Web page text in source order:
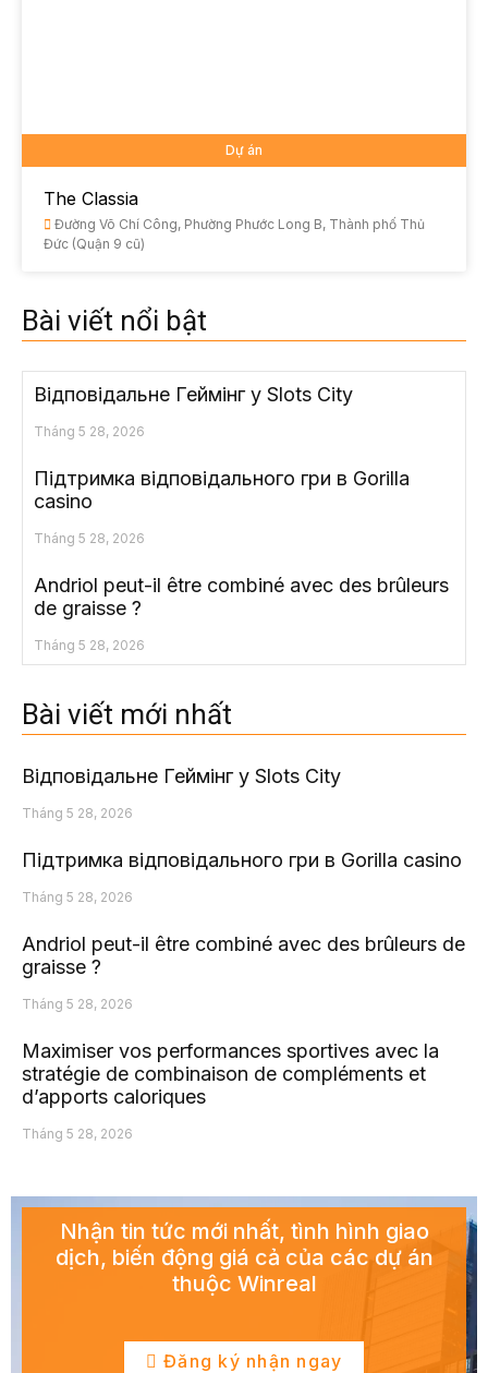
Dự án
The Classia
Đường Võ Chí Công, Phường Phước Long B, Thành phố Thủ
Đức (Quận 9 cũ)
Bài viết nổi bật
Відповідальне Геймінг у Slots City
Tháng 5 28, 2026
Підтримка відповідального гри в Gorilla
casino
Tháng 5 28, 2026
Andriol peut-il être combiné avec des brûleurs
de graisse ?
Tháng 5 28, 2026
Bài viết mới nhất
Відповідальне Геймінг у Slots City
Tháng 5 28, 2026
Підтримка відповідального гри в Gorilla casino
Tháng 5 28, 2026
Andriol peut-il être combiné avec des brûleurs de
graisse ?
Tháng 5 28, 2026
Maximiser vos performances sportives avec la
stratégie de combinaison de compléments et
d’apports caloriques
Tháng 5 28, 2026
Nhận tin tức mới nhất, tình hình giao
dịch, biến động giá cả của các dự án
thuộc Winreal
Đăng ký nhận ngay